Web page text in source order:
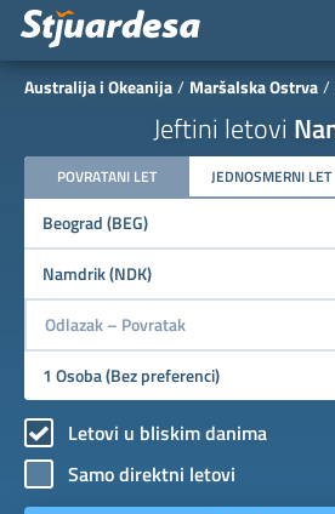
Australija i Okeanija Maršalska Ostrva
Jeftini letovi
POVRATANI LET JEDNOSMERNI LET
Letovi u bliskim danima
Samo direktni letovi